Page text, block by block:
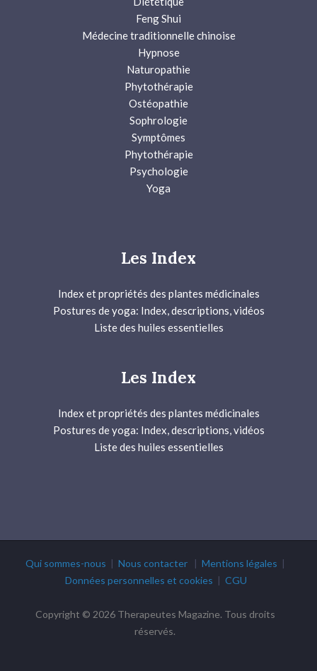
Feng Shui
Médecine traditionnelle chinoise
Hypnose
Naturopathie
Phytothérapie
Ostéopathie
Sophrologie
Symptômes
Phytothérapie
Psychologie
Yoga
Les Index
Index et propriétés des plantes médicinales
Postures de yoga: Index, descriptions, vidéos
Liste des huiles essentielles
Les Index
Index et propriétés des plantes médicinales
Postures de yoga: Index, descriptions, vidéos
Liste des huiles essentielles
Qui sommes-nous | Nous contacter| Mentions légales |
Données personnelles et cookies | CGU
Copyright © 2026 Therapeutes Magazine. Tous droits
réservés.